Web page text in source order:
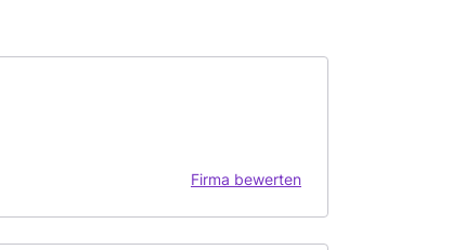
Firma bewerten